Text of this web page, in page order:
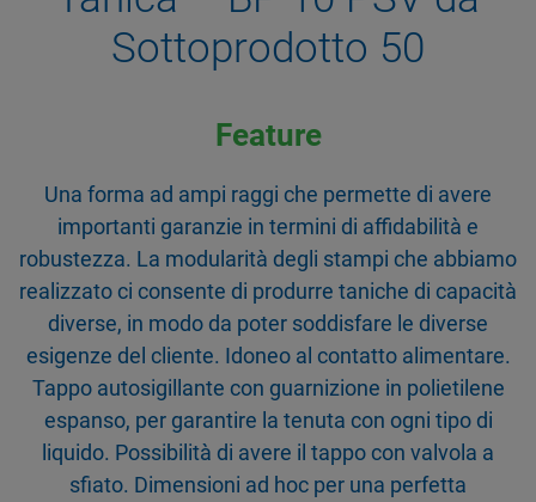
Sottoprodotto 50
Feature
Una forma ad ampi raggi che permette di avere
importanti garanzie in termini di affidabilità e
robustezza. La modularità degli stampi che abbiamo
realizzato ci consente di produrre taniche di capacità
diverse, in modo da poter soddisfare le diverse
esigenze del cliente. Idoneo al contatto alimentare.
Tappo autosigillante con guarnizione in polietilene
espanso, per garantire la tenuta con ogni tipo di
liquido. Possibilità di avere il tappo con valvola a
sfiato. Dimensioni ad hoc per una perfetta